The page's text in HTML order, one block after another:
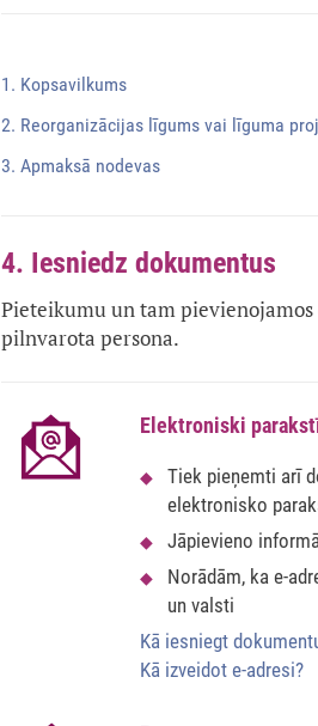
1. Kopsavilkums
2. Reorganizācijas līgums vai līguma
3. Apmaksā nodevas
4. Iesniedz dokumentus
Pieteikumu un tam
pilnvarota persona.
Elektroniski
Tiek pieņemti arī
elektronisko
Jāpievieno
Norādām, ka e-
un valsti
Kā iesniegt
Kā izveidot e-adresi?